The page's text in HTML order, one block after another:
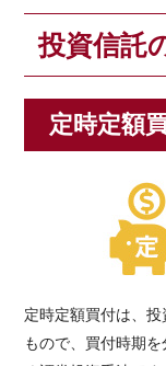
投資信託
定時定額
定時定額買付は、
もので、買付時期